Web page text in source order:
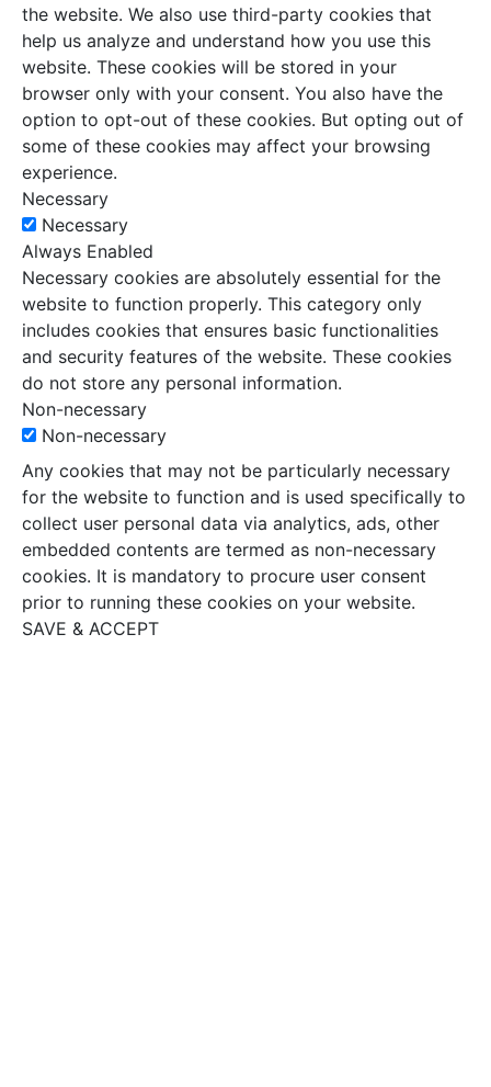
the website. We also use third-party cookies that
help us analyze and understand how you use this
website. These cookies will be stored in your
browser only with your consent. You also have the
option to opt-out of these cookies. But opting out of
some of these cookies may affect your browsing
experience.
Necessary
Necessary
Always Enabled
Necessary cookies are absolutely essential for the
website to function properly. This category only
includes cookies that ensures basic functionalities
and security features of the website. These cookies
do not store any personal information.
Non-necessary
Non-necessary
Any cookies that may not be particularly necessary
for the website to function and is used specifically to
collect user personal data via analytics, ads, other
embedded contents are termed as non-necessary
cookies. It is mandatory to procure user consent
prior to running these cookies on your website.
SAVE & ACCEPT